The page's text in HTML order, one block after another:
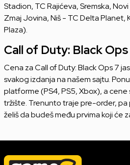
Stadion, TC Rajićeva, Sremska,
Zmaj Jovina, Niš - TC Delta Planet,
Plaza).
Call of Duty: Black
Cena za Call of Duty: Black Ops 7
svakog izdanja na našem sajtu.
platforme (PS4, PS5, Xbox), a
tržište. Trenunto traje pre-order, pa
želiš da budeš među prvima koji će